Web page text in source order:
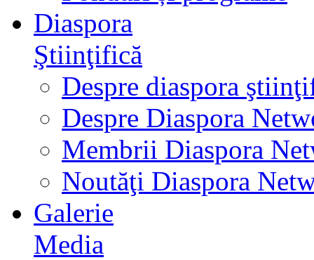
Diaspora
Ştiinţifică
Despre diaspora
Despre Diaspora
Membrii Diaspora
Noutăţi Diaspora
Galerie
Media